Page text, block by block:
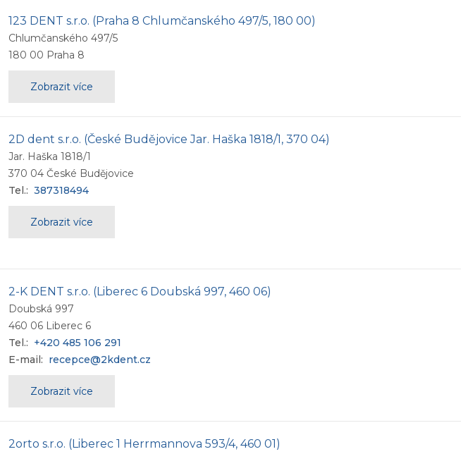
123 DENT s.r.o. (Praha 8 Chlumčanského 497/5, 180 00)
Chlumčanského 497/5
180 00 Praha 8
Zobrazit více
2D dent s.r.o. (České Budějovice Jar. Haška 1818/1, 370 04)
Jar. Haška 1818/1
370 04 České Budějovice
Tel.: 387318494
Zobrazit více
2-K DENT s.r.o. (Liberec 6 Doubská 997, 460 06)
Doubská 997
460 06 Liberec 6
Tel.: +420 485 106 291
E-mail: recepce@2kdent.cz
Zobrazit více
2orto s.r.o. (Liberec 1 Herrmannova 593/4, 460 01)